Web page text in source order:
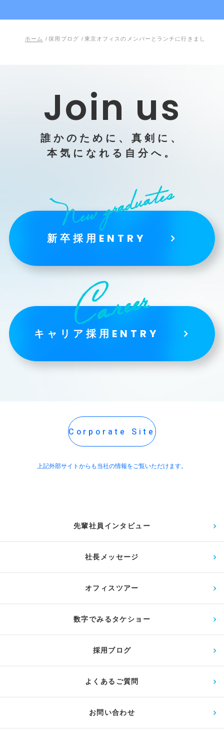
ホーム / 採用ブログ / 東京オフィスのメンバーとランチに行きました！
Join us
誰かのために、真剣に、
本気になれる自分へ。
新卒採用ENTRY
キャリア採用ENTRY
Corporate Site
上記外部サイトからも当社の情報をご覧いただけます。
先輩社員インタビュー
社長メッセージ
オフィスツアー
数字でみるタケショー
採用ブログ
よくあるご質問
お問い合わせ